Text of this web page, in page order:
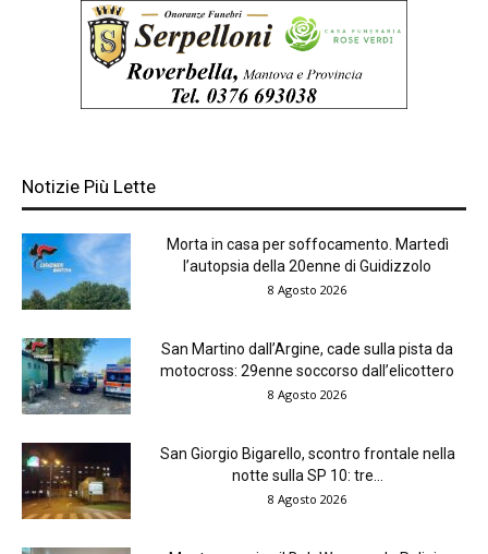
Notizie Più Lette
Morta in casa per soffocamento. Martedì
l’autopsia della 20enne di Guidizzolo
8 Agosto 2026
San Martino dall’Argine, cade sulla pista da
motocross: 29enne soccorso dall’elicottero
8 Agosto 2026
San Giorgio Bigarello, scontro frontale nella
notte sulla SP 10: tre...
8 Agosto 2026